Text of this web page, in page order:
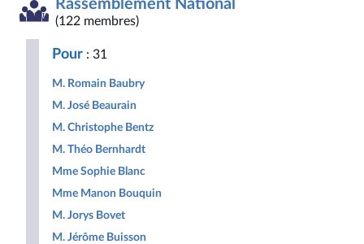
Nouveau
Front
Démocrate
Républicaine
des
non
Rassemblement National
(122 membres)
Pour : 31
M. Romain Baubry
M. José Beaurain
M. Christophe Bentz
M. Théo Bernhardt
Mme Sophie Blanc
Mme Manon Bouquin
M. Jorys Bovet
M. Jérôme Buisson